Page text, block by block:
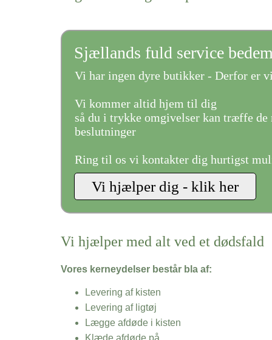
Sjællands fuld service
Vi har ingen dyre butikker - Derfor er
Vi kommer altid hjem til dig
så du i trykke omgivelser kan træffe de
beslutninger
Ring til os vi kontakter dig hurtigst
Vi hjælper med alt ved et dødsfald
Vores kerneydelser består bla af:
Levering af kisten
Levering af ligtøj
Lægge afdøde i kisten
Klæde afdøde på